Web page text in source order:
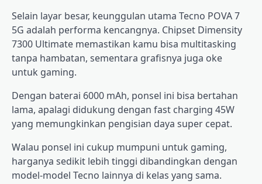
Selain layar besar, keunggulan utama Tecno POVA 7
5G adalah performa kencangnya. Chipset Dimensity
7300 Ultimate memastikan kamu bisa multitasking
tanpa hambatan, sementara grafisnya juga oke
untuk gaming.
Dengan baterai 6000 mAh, ponsel ini bisa bertahan
lama, apalagi didukung dengan fast charging 45W
yang memungkinkan pengisian daya super cepat.
Walau ponsel ini cukup mumpuni untuk gaming,
harganya sedikit lebih tinggi dibandingkan dengan
model-model Tecno lainnya di kelas yang sama.